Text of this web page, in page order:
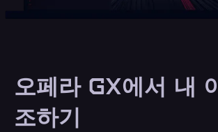
오페라 GX에서 내
조하기